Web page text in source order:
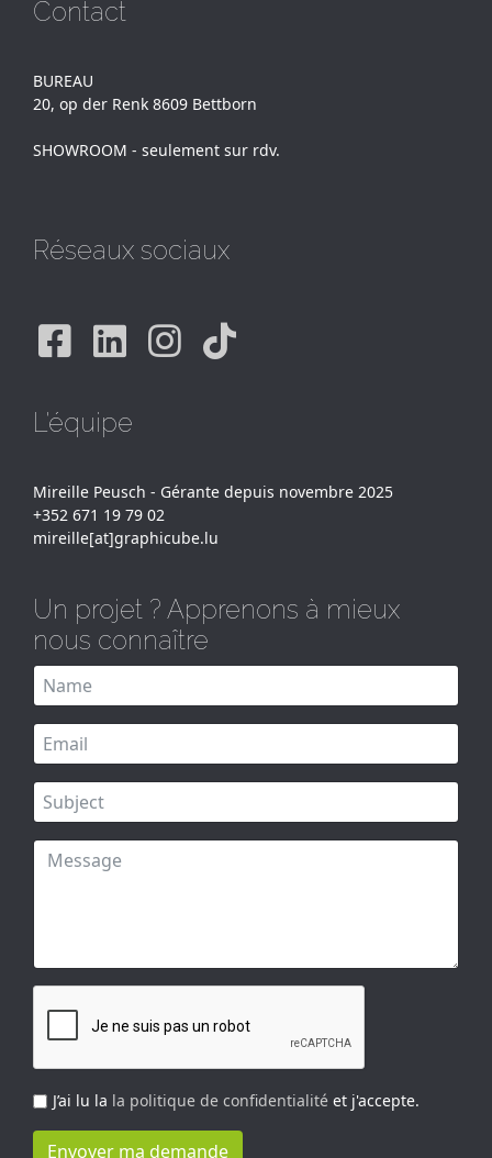
Contact
BUREAU
20, op der Renk 8609 Bettborn
SHOWROOM - seulement sur rdv.
Réseaux sociaux
Facebook
Linkedin
Instagram
Tiktok
L'équipe
Mireille Peusch - Gérante depuis novembre 2025
+352 671 19 79 02
mireille[at]graphicube.lu
Un projet ? Apprenons à mieux
nous connaître
J’ai lu la la politique de confidentialité et j'accepte.
Envoyer ma demande